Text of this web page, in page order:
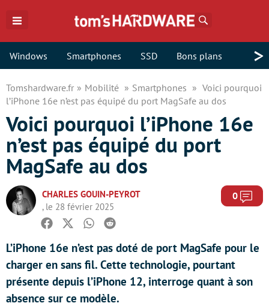
Windows Smartphones SSD Bons plans >
Tomshardware.fr Mobilité Smartphones
Voici pourquoi
l’iPhone 16e n’est pas équipé du port MagSafe au dos
Voici pourquoi l’iPhone 16e
n’est pas équipé du port
MagSafe au dos
CHARLES GOUIN-PEYROT
, le 28 février 2025
0
Facebook
TwitterWhatsapp
Reddit
L’iPhone 16e n’est pas doté de port MagSafe pour le
charger en sans fil. Cette technologie, pourtant
présente depuis l’iPhone 12, interroge quant à son
absence sur ce modèle.